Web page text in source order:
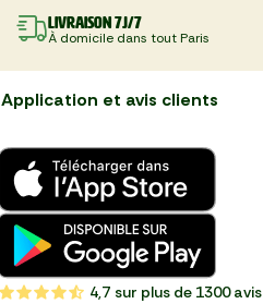
Livraison 7J/7
À domicile dans tout Paris
Application et avis clients
4,7 sur plus de 1300 avis